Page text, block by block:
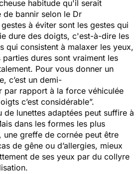
habitude qu'il serait
bannir selon le Dr
à éviter sont les gestes qui
dure des doigts, c'est-à-dire les
qui consistent à malaxer les yeux,
dures sont vraiment les
Pour vous donner un
c’est un demi-
par rapport à la force véhiculée
c’est considérable”.
de lunettes adaptées peut suffire à
dans les formes les plus
une greffe de cornée peut être
de gêne ou d’allergies, mieux
de ses yeux par du collyre